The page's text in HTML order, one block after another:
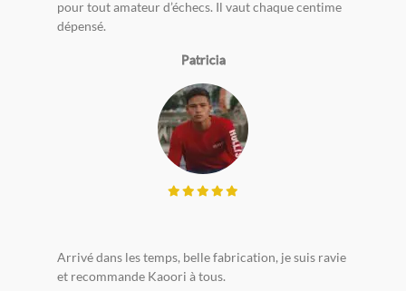
pour tout amateur d’échecs. Il vaut chaque centime
dépensé.
Patricia
Arrivé dans les temps, belle fabrication, je suis ravie
et recommande Kaoori à tous.